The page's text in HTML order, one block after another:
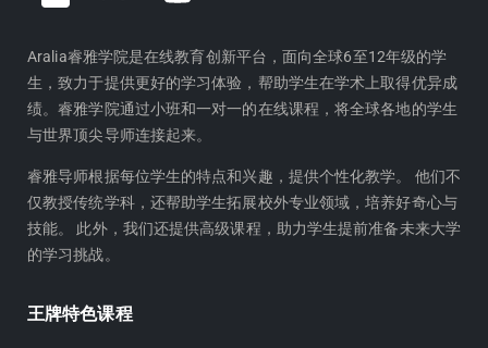
h
h
u
o
t
u
b
e
Aralia睿雅学院是在线教育创新平台，面向全球6至12年级的学
生，致力于提供更好的学习体验，帮助学生在学术上取得优异成
绩。睿雅学院通过小班和一对一的在线课程，将全球各地的学生
与世界顶尖导师连接起来。
睿雅导师根据每位学生的特点和兴趣，提供个性化教学。 他们不
仅教授传统学科，还帮助学生拓展校外专业领域，培养好奇心与
技能。 此外，我们还提供高级课程，助力学生提前准备未来大学
的学习挑战。
王牌特色课程